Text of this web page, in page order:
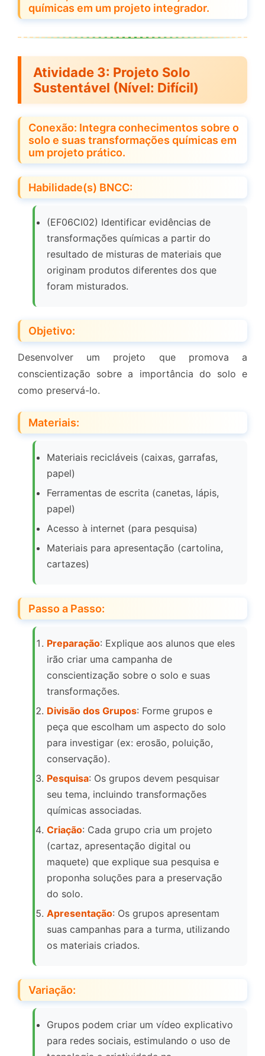
químicas em um projeto integrador.
Atividade 3: Projeto Solo
Sustentável (Nível: Difícil)
Conexão: Integra conhecimentos sobre o
solo e suas transformações químicas em
um projeto prático.
Habilidade(s) BNCC:
(EF06CI02) Identificar evidências de
transformações químicas a partir do
resultado de misturas de materiais que
originam produtos diferentes dos que
foram misturados.
Objetivo:
Desenvolver um projeto que promova a
conscientização sobre a importância do solo e
como preservá-lo.
Materiais:
Materiais recicláveis (caixas, garrafas,
papel)
Ferramentas de escrita (canetas, lápis,
papel)
Acesso à internet (para pesquisa)
Materiais para apresentação (cartolina,
cartazes)
Passo a Passo:
Preparação: Explique aos alunos que eles
irão criar uma campanha de
conscientização sobre o solo e suas
transformações.
Divisão dos Grupos: Forme grupos e
peça que escolham um aspecto do solo
para investigar (ex: erosão, poluição,
conservação).
Pesquisa: Os grupos devem pesquisar
seu tema, incluindo transformações
químicas associadas.
Criação: Cada grupo cria um projeto
(cartaz, apresentação digital ou
maquete) que explique sua pesquisa e
proponha soluções para a preservação
do solo.
Apresentação: Os grupos apresentam
suas campanhas para a turma, utilizando
os materiais criados.
Variação:
Grupos podem criar um vídeo explicativo
para redes sociais, estimulando o uso de